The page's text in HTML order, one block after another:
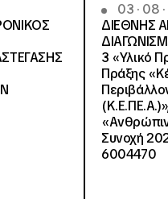
03 · 08
ΔΙΕΘΝΗΣ
3 «Υλικό
Πράξης
Συνοχή
6004470